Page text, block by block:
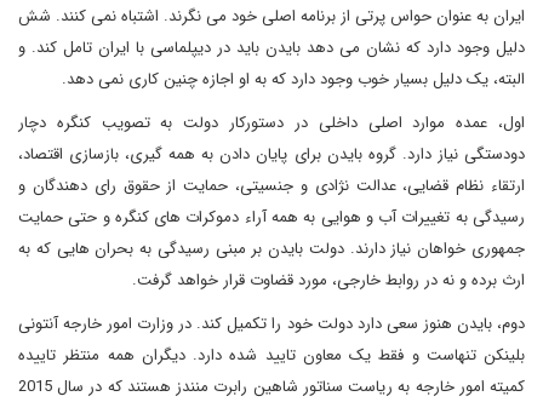
ایران به عنوان حواس پرتی از برنامه اصلی خود می نگرند. اشتباه نمی کنند. شش
دلیل وجود دارد که نشان می دهد بایدن باید در دیپلماسی با ایران تامل کند. و
البته، یک دلیل بسیار خوب وجود دارد که به او اجازه چنین کاری نمی دهد.
اول، عمده موارد اصلی داخلی در دستورکار دولت به تصویب کنگره دچار
دودستگی نیاز دارد. گروه بایدن برای پایان دادن به همه گیری، بازسازی اقتصاد،
ارتقاء نظام قضایی، عدالت نژادی و جنسیتی، حمایت از حقوق رای دهندگان و
رسیدگی به تغییرات آب و هوایی به همه آراء دموکرات های کنگره و حتی حمایت
جمهوری خواهان نیاز دارند. دولت بایدن بر مبنی رسیدگی به بحران هایی که به
ارث برده و نه در روابط خارجی، مورد قضاوت قرار خواهد گرفت.
دوم، بایدن هنوز سعی دارد دولت خود را تکمیل کند. در وزارت امور خارجه آنتونی
بلینکن تنهاست و فقط یک معاون تایید شده دارد. دیگران همه منتظر تاییده
کمیته امور خارجه به ریاست سناتور شاهین رابرت منندز هستند که در سال 2015